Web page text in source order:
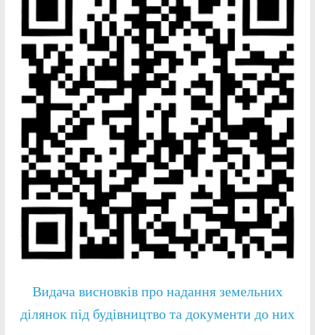
Видача висновків про надання земельних
ділянок під будівництво та документи до них